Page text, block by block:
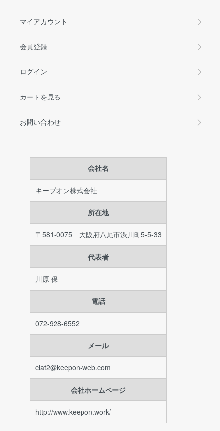
マイアカウント
会員登録
ログイン
カートを見る
お問い合わせ
会社名
キープオン株式会社
所在地
〒581-0075 大阪府八尾市渋川町5-5-33
代表者
川原 保
電話
072-928-6552
メール
clat2@keepon-web.com
会社ホームページ
http://www.keepon.work/